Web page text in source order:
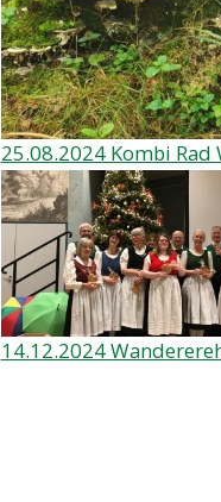
25.08.2024 Kombi
14.12.2024